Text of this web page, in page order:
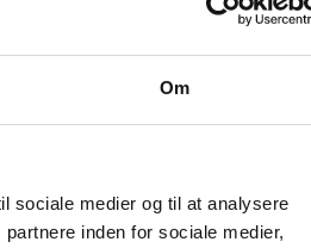
Om
sociale medier og til at analysere
inden for sociale medier,